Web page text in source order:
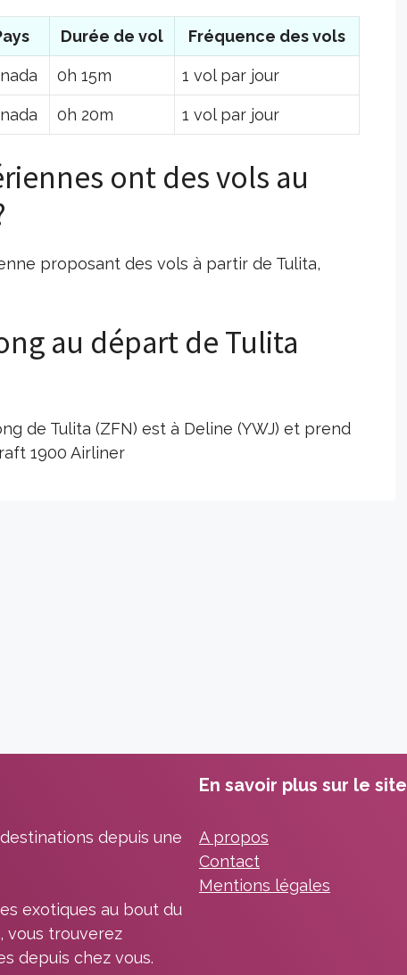
Durée de vol Fréquence des vols
0h 15m 1 vol par jour
0h 20m 1 vol par jour
ont des vols au
proposant des vols à partir de Tulita,
au départ de Tulita
de Tulita (ZFN) est à Deline (YWJ) et prend
1900 Airliner
depuis une
exotiques au bout du
vous trouverez
depuis chez vous.
En savoir plus sur le site
A propos
Contact
Mentions légales